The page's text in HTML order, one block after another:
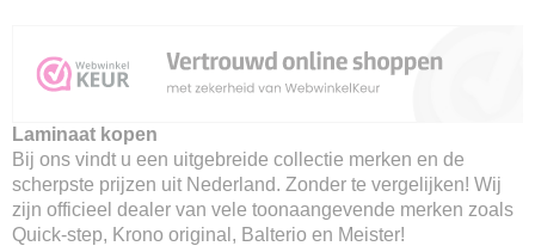
Laminaat kopen
Bij ons vindt u een uitgebreide collectie merken en de
scherpste prijzen uit Nederland. Zonder te vergelijken! Wij
zijn officieel dealer van vele toonaangevende merken zoals
Quick-step, Krono original, Balterio en Meister!